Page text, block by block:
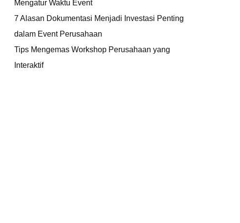
Mengatur Waktu Event
7 Alasan Dokumentasi Menjadi Investasi Penting
dalam Event Perusahaan
Tips Mengemas Workshop Perusahaan yang
Interaktif